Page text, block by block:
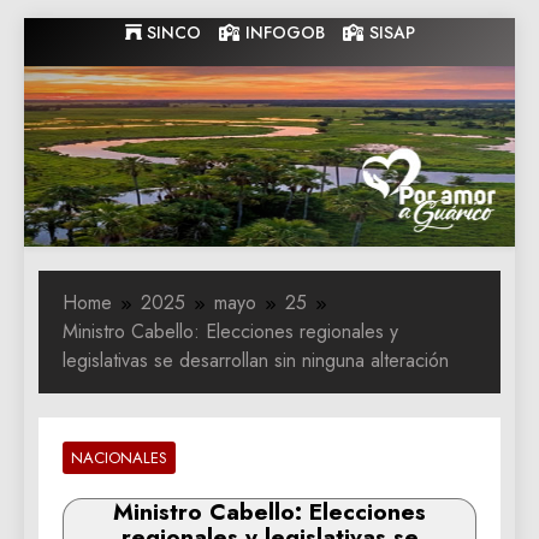
to
content
SINCO INFOGOB SISAP
Gobernacion
de Guarico
Gobernacion de Guarico
Home 2025 mayo
25
Ministro Cabello: Elecciones regionales y
legislativas se desarrollan sin ninguna alteración
NACIONALES
Ministro Cabello: Elecciones